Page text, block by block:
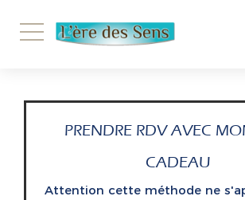
PRENDRE RDV AVEC
CADEAU
Attention cette méthode ne